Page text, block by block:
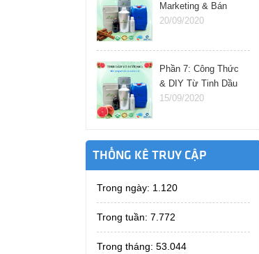
Marketing & Bán
Hàng Tinh Dầu
20/09/2020
Phần 7: Công Thức
& DIY Từ Tinh Dầu
15/09/2020
THỐNG KÊ TRUY CẬP
Trong ngày: 1.120
Trong tuần: 7.772
Trong tháng: 53.044